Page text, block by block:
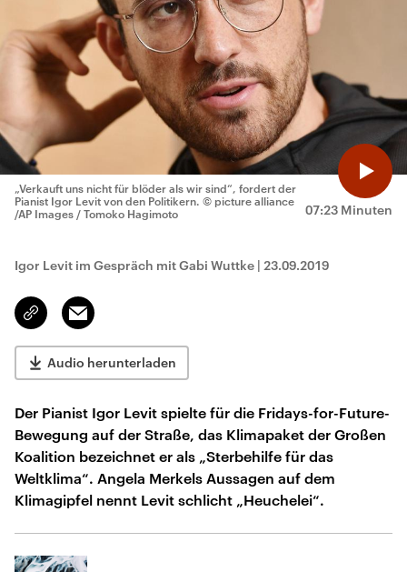
07:23 Minuten
„Verkauft uns nicht für blöder als wir sind“, fordert der
Pianist Igor Levit von den Politikern. © picture alliance
/AP Images / Tomoko Hagimoto
Igor Levit im Gespräch mit Gabi Wuttke | 23.09.2019
Link
kopieren/teilen
Email
Audio herunterladen
Der Pianist Igor Levit spielte für die Fridays-for-Future-
Bewegung auf der Straße, das Klimapaket der Großen
Koalition bezeichnet er als „Sterbehilfe für das
Weltklima“. Angela Merkels Aussagen auf dem
Klimagipfel nennt Levit schlicht „Heuchelei“.